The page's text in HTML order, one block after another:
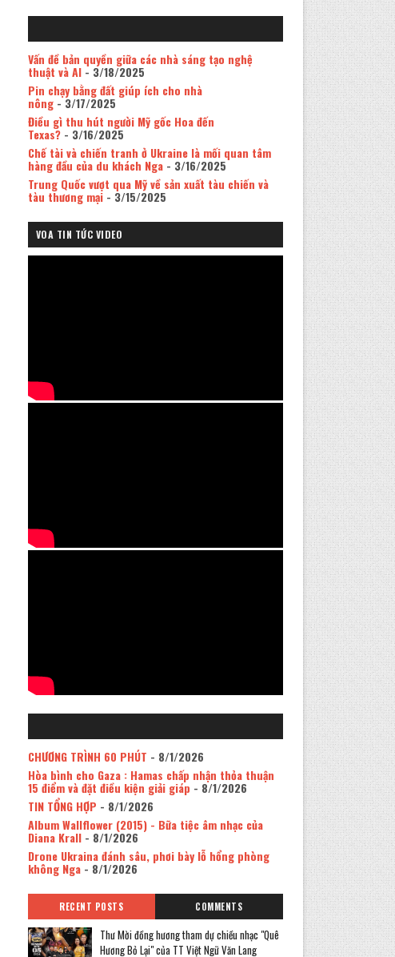
Vấn đề bản quyền giữa các nhà sáng tạo nghệ
thuật và AI- 3/18/2025
Pin chạy bằng đất giúp ích cho nhà
nông- 3/17/2025
Điều gì thu hút người Mỹ gốc Hoa đến
Texas?- 3/16/2025
Chế tài và chiến tranh ở Ukraine là mối quan tâm
hàng đầu của du khách Nga- 3/16/2025
Trung Quốc vượt qua Mỹ về sản xuất tàu chiến và
tàu thương mại- 3/15/2025
VOA TIN TỨC VIDEO
CHƯƠNG TRÌNH 60 PHÚT - 8/1/2026
Hòa bình cho Gaza : Hamas chấp nhận thỏa thuận
15 điểm và đặt điều kiện giải giáp - 8/1/2026
TIN TỔNG HỢP - 8/1/2026
Album Wallflower (2015) - Bữa tiệc âm nhạc của
Diana Krall- 8/1/2026
Drone Ukraina đánh sâu, phơi bày lỗ hổng phòng
không Nga- 8/1/2026
RECENT POSTS COMMENTS
Thư Mời đồng hương tham dự chiều nhạc "Quê
Hương Bỏ Lại" của TT Việt Ngữ Văn Lang